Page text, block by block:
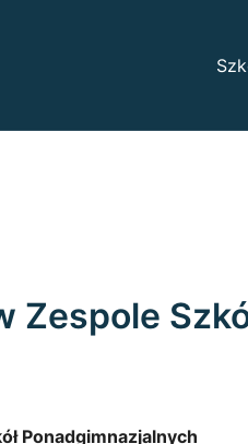
Zespole
Ponadgimnazjalnych